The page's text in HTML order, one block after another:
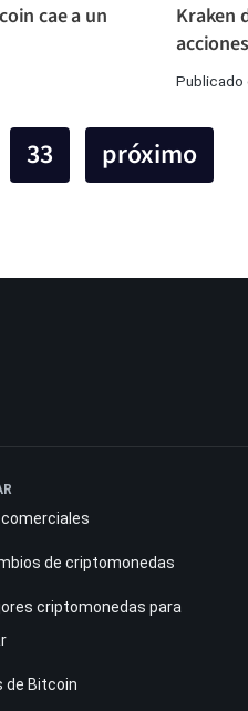
cae a un
Kraken
Publicado
33 próximo
de criptomonedas
criptomonedas para
de Bitcoin